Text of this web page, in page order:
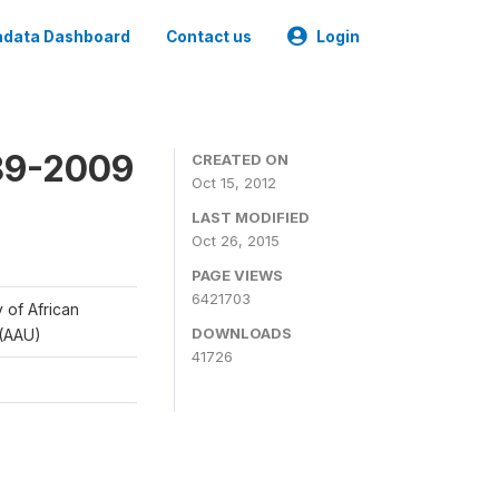
Dashboard Contact us Login
2009
of African
CREATED ON
Oct 15, 2012
LAST MODIFIED
Oct 26, 2015
PAGE VIEWS
6421703
DOWNLOADS
41726